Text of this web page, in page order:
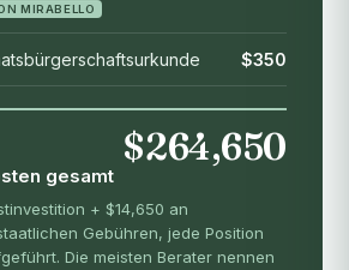
MIRABELLO
$350
gesamt
$264,650
+ $14,650 an
Gebühren, jede Position
Die meisten Berater nennen